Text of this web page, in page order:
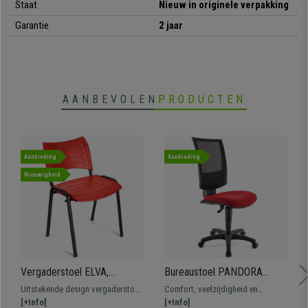
Staat
Nieuw in originele verpakking
Garantie
2 jaar
AANBEVOLEN PRODUCTEN
Aanbieding
Nieuwigheid
Vergaderstoel ELVA,
Stapelbaar en Praktisch,
Hoge Kwaliteit, Kleur Rood
Uitstekende design vergaderstoel
ELVA. Het perfecte model voor wie
[+Info]
Aanbieding
Bureaustoel PANDORA
ZONDER ARMLEUNINGEN,
Verstelbare Rugleuning van
Comfort, veelzijdigheid en
stevigheid voor een
[+Info]